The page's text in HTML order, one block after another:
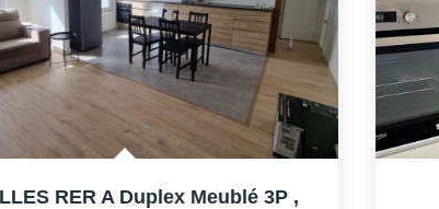
RER A Duplex Meublé 3P ,